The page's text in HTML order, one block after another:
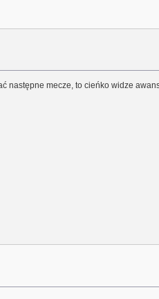
następne mecze, to cieńko widze